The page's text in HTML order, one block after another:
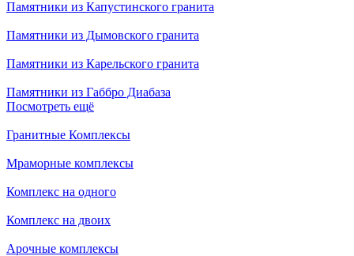
Памятники из Капустинского гранита
Памятники из Дымовского гранита
Памятники из Карельского гранита
Памятники из Габбро Диабаза
Посмотреть ещё
Гранитные Комплексы
Мраморные комплексы
Комплекс на одного
Комплекс на двоих
Арочные комплексы